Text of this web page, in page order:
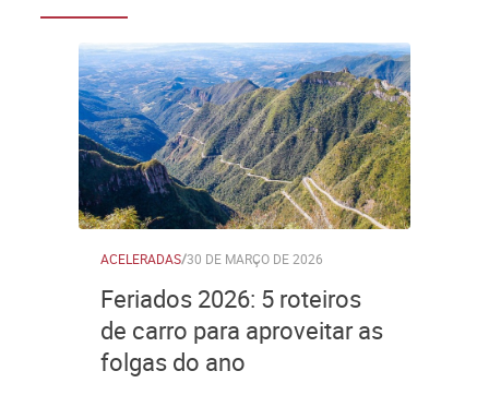
ACELERADAS/30 DE MARÇO DE 2026
Feriados 2026: 5 roteiros
de carro para aproveitar as
folgas do ano